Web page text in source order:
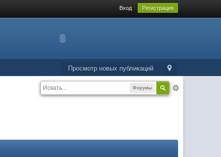
Вход Регистрация
Просмотр новых публикаций
Форумы